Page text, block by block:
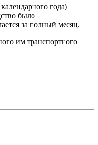
года)
было
за полный месяц.
им транспортного